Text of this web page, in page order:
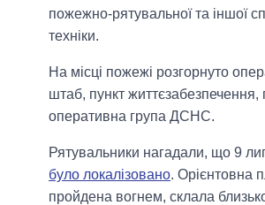
пожежно-рятувальної та іншої
техніки.
На місці пожежі розгорнуто
штаб, пункт
оперативна група ДСНС.
Рятувальники нагадали, що 9
було локалізовано. Орієнтовна
пройдена вогнем, склала